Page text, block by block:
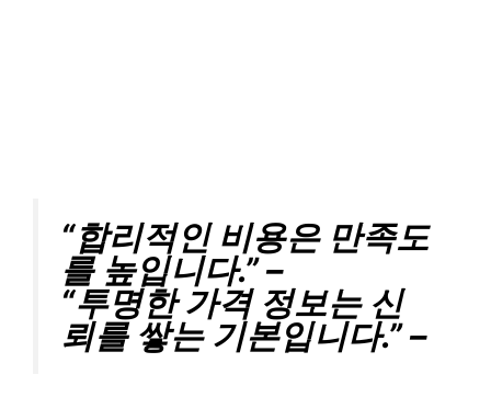
“합리적인 비용은 만족도
를 높입니다.” –
“투명한 가격 정보는 신
뢰를 쌓는 기본입니다.” –